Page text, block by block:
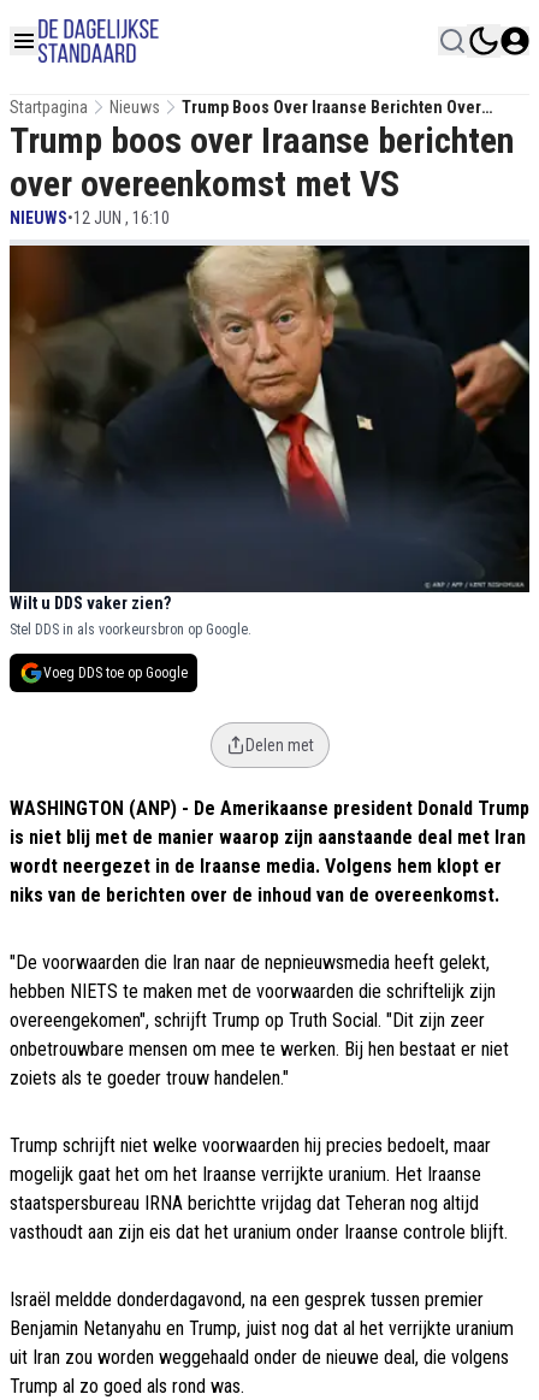
Startpagina Nieuws
Trump Boos Over Iraanse Berichten Over
Overeenkomst Met VS
Trump boos over Iraanse berichten
over overeenkomst met VS
NIEUWS•12 JUN , 16:10
Wilt u DDS vaker zien?
Stel DDS in als voorkeursbron op Google.
Voeg DDS toe op Google
Delen met
WASHINGTON (ANP) - De Amerikaanse president Donald Trump
is niet blij met de manier waarop zijn aanstaande deal met Iran
wordt neergezet in de Iraanse media. Volgens hem klopt er
niks van de berichten over de inhoud van de overeenkomst.
"De voorwaarden die Iran naar de nepnieuwsmedia heeft gelekt,
hebben NIETS te maken met de voorwaarden die schriftelijk zijn
overeengekomen", schrijft Trump op Truth Social. "Dit zijn zeer
onbetrouwbare mensen om mee te werken. Bij hen bestaat er niet
zoiets als te goeder trouw handelen."
Trump schrijft niet welke voorwaarden hij precies bedoelt, maar
mogelijk gaat het om het Iraanse verrijkte uranium. Het Iraanse
staatspersbureau IRNA berichtte vrijdag dat Teheran nog altijd
vasthoudt aan zijn eis dat het uranium onder Iraanse controle blijft.
Israël meldde donderdagavond, na een gesprek tussen premier
Benjamin Netanyahu en Trump, juist nog dat al het verrijkte uranium
uit Iran zou worden weggehaald onder de nieuwe deal, die volgens
Trump al zo goed als rond was.